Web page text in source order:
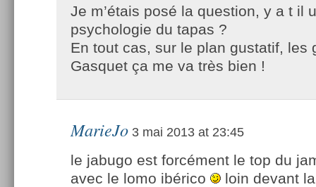
Je m’étais posé la question, y a t il
psychologie du tapas ?
En tout cas, sur le plan gustatif, les
Gasquet ça me va très bien !
MarieJo 3 mai 2013 at 23:45
le jabugo est forcément le top du
avec le lomo ibérico
loin devant